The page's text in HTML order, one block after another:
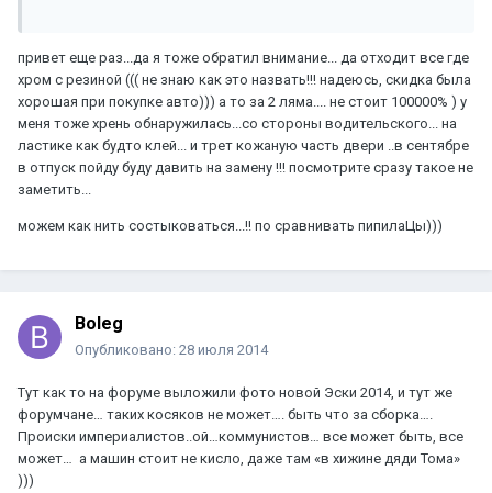
привет еще раз...да я тоже обратил внимание... да отходит все где
хром с резиной ((( не знаю как это назвать!!! надеюсь, скидка была
хорошая при покупке авто))) а то за 2 ляма.... не стоит 100000% ) у
меня тоже хрень обнаружилась...со стороны водительского... на
ластике как будто клей... и трет кожаную часть двери ..в сентябре
в отпуск пойду буду давить на замену !!! посмотрите сразу такое не
заметить...
можем как нить состыковаться...!! по сравнивать пипилаЦы)))
Boleg
Опубликовано: 28 июля 2014
Тут как то на форуме выложили фото новой Эски 2014, и тут же
форумчане… таких косяков не может…. быть что за сборка….
Происки империалистов..ой…коммунистов… все может быть, все
может… а машин стоит не кисло, даже там «в хижине дяди Тома»
)))